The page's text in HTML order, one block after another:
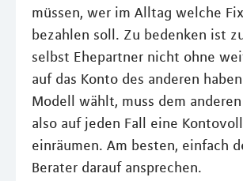
müssen, wer im Alltag welche
bezahlen soll. Zu bedenken ist
selbst Ehepartner nicht ohne
auf das Konto des anderen
Modell wählt, muss dem
also auf jeden Fall eine
einräumen. Am besten, einfach
Berater darauf ansprechen.